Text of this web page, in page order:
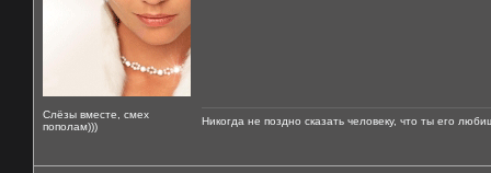
Слёзы вместе, смех
пополам)))
Никогда не поздно сказать человеку, что ты его